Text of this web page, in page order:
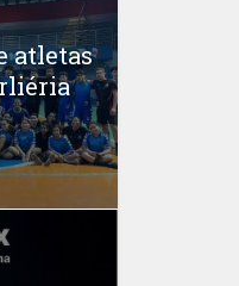
atletas